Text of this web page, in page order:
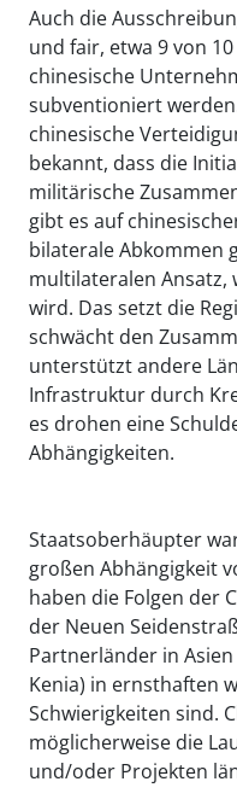
Auch die
und fair, etwa 9 von
chinesische
subventioniert
chinesische
bekannt, dass die
militärische
gibt es auf
bilaterale Abkommen
multilateralen Ansatz,
wird. Das setzt die
schwächt den
unterstützt andere
Infrastruktur durch
es drohen eine
Abhängigkeiten.
Staatsoberhäupter
großen Abhängigkeit
haben die Folgen der
der Neuen
Partnerländer in Asien
Kenia) in ernsthaften
Schwierigkeiten sind.
möglicherweise die
und/oder Projekten